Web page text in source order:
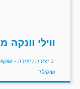
ווילי
ב יצירה/יצירה -
שוקולד